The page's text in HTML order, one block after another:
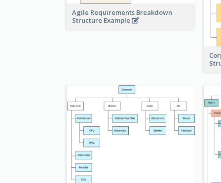
Agile Requirements Breakdown
Structure Example